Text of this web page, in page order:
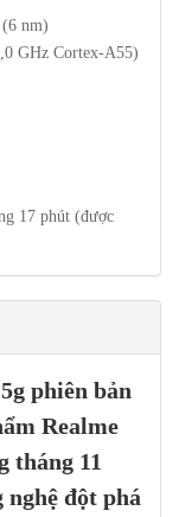
nm)
GHz Cortex-A55)
17 phút (được
5g phiên bản
Realme
tháng 11
nghệ đột phá